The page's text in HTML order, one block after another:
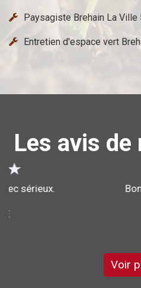
Paysagiste Brehain La Ville
Entretien d'espace vert
Les avis
Bonjour je vous
Voir